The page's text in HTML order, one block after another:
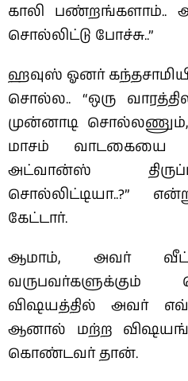
காலி பண்றங்களாம்..
சொல்லிட்டு போச்சு..”
ஹவுஸ் ஓனர்
சொல்ல.. “ஒரு
முன்னாடி
மாசம் வாடகையை
அட்வான்ஸ்
சொல்லிட்டியா..?”
கேட்டார்.
ஆமாம், அவர்
வருபவர்களுக்கும்
விஷயத்தில் அவர்
ஆனால் மற்ற
கொண்டவர் தான்.